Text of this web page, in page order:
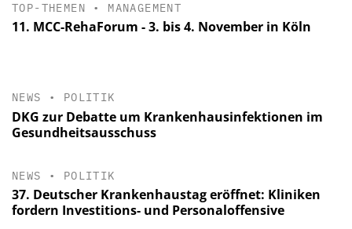
TOP-THEMEN • MANAGEMENT
11. MCC-RehaForum - 3. bis 4. November in Köln
NEWS • POLITIK
DKG zur Debatte um Krankenhausinfektionen im
Gesundheitsausschuss
NEWS • POLITIK
37. Deutscher Krankenhaustag eröffnet: Kliniken
fordern Investitions- und Personaloffensive